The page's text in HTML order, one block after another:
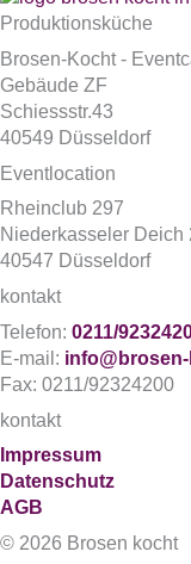
Produktionsküche
Brosen-Kocht -
Gebäude ZF
Schiessstr.43
40549 Düsseldorf
Eventlocation
Rheinclub 297
Niederkasseler Deich
40547 Düsseldorf
kontakt
Telefon: 0211/
E-mail:
Fax: 0211/92324200
kontakt
Impressum
Datenschutz
AGB
© 2026 Brosen kocht